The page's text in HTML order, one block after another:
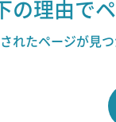
の理由で
れたページが見